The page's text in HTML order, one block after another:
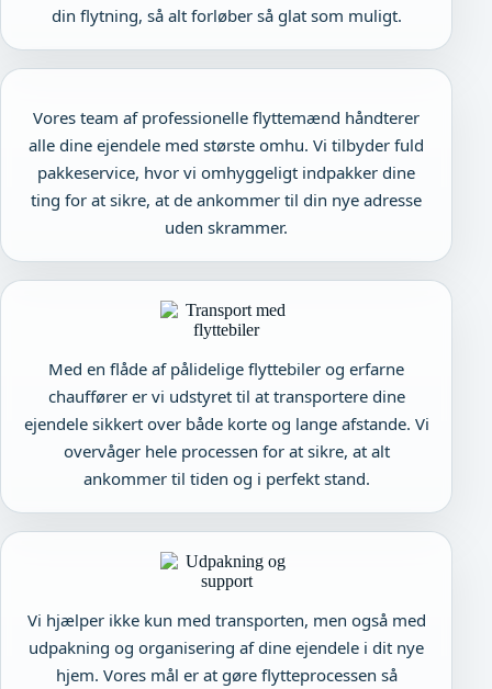
din flytning, så alt forløber så glat som muligt.
Vores team af professionelle flyttemænd håndterer
alle dine ejendele med største omhu. Vi tilbyder fuld
pakkeservice, hvor vi omhyggeligt indpakker dine
ting for at sikre, at de ankommer til din nye adresse
uden skrammer.
Med en flåde af pålidelige flyttebiler og erfarne
chauffører er vi udstyret til at transportere dine
ejendele sikkert over både korte og lange afstande. Vi
overvåger hele processen for at sikre, at alt
ankommer til tiden og i perfekt stand.
Vi hjælper ikke kun med transporten, men også med
udpakning og organisering af dine ejendele i dit nye
hjem. Vores mål er at gøre flytteprocessen så